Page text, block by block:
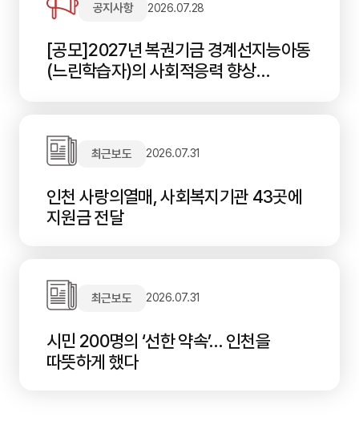
공지사항 2026.07.28
[공모]2027년 복권기금 경계선지능아동
(느린학습자)의 사회적응력 향상
최근보도 2026.07.31
인천 사랑의열매, 사회복지기관 43곳에
지원금 전달
최근보도 2026.07.31
시민 200명의 ‘선한 약속’… 인천을
따뜻하게 했다